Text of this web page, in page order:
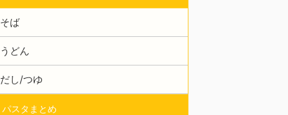
そば
うどん
だし/つゆ
パスタまとめ